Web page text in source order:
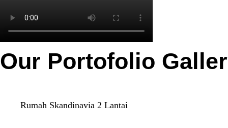
Our Portofolio
Rumah Skandinavia 2 Lantai